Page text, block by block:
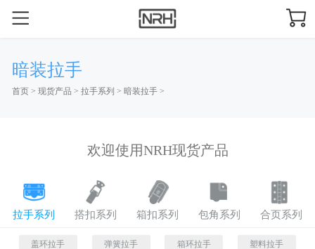
暗装拉手
首页> 现货产品 > 拉手系列 > 暗装拉手>
欢迎使用NRH现货产品
拉手系列 搭扣系列 箱扣系列 包角系列 合页系列
盖环拉手 弹簧拉手 箱环拉手 塑料拉手